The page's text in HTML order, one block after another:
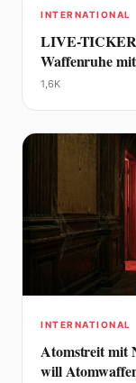
INTERNATIONAL
LIVE-
Waffenruhe
1,6K
INTERNATIONAL
Atomstreit mit
will